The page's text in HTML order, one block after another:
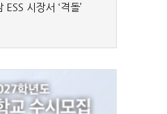
시장서 ‘격돌’